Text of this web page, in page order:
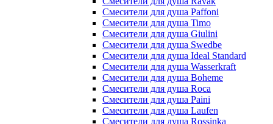
Смесители для душа Paffoni
Смесители для душа Timo
Смесители для душа Giulini
Смесители для душа Swedbe
Смесители для душа Ideal Standard
Смесители для душа Wasserkraft
Смесители для душа Boheme
Смесители для душа Roca
Смесители для душа Paini
Смесители для душа Laufen
Смесители для душа Rossinka